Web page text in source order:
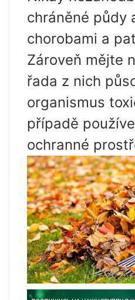
chráněné půdy
chorobami a
Zároveň mějte
řada z nich
organismus
případě
ochranné